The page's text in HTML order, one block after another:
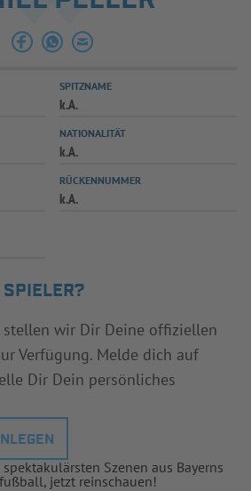
SPIELPLUS
SPITZNAME
k.A.
NATIONALITÄT
k.A.
RÜCKENNUMMER
k.A.
stellen wir Dir Deine offiziellen
Verfügung. Melde dich auf
Dir Dein persönliches
Szenen aus Bayerns
jetzt reinschauen!